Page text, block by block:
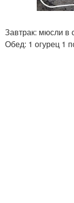
Завтрак: мюсли в
Обед: 1 огурец 1